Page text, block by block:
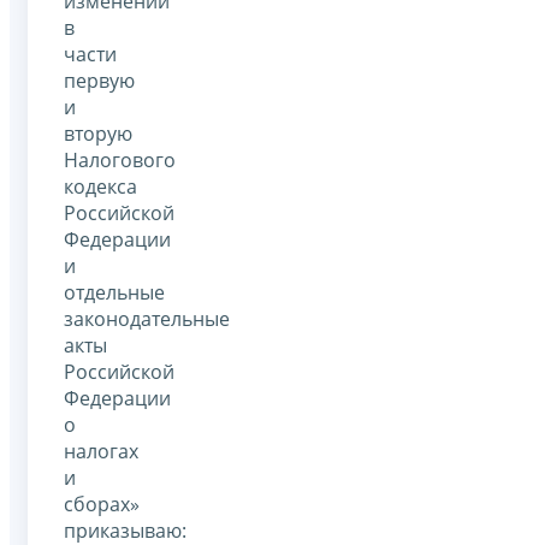
в
части
первую
и
вторую
Налогового
кодекса
Российской
Федерации
и
отдельные
законодательные
акты
Российской
Федерации
о
налогах
и
сборах»
приказываю: